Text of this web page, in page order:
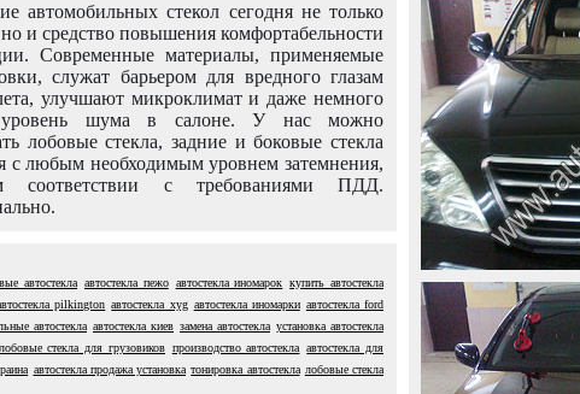
автомобильных стекол сегодня не только
и средство повышения комфортабельности
Современные материалы, применяемые
служат барьером для вредного глазам
улучшают микроклимат и даже немного
шума в салоне. У нас можно
лобовые стекла, задние и боковые стекла
с любым необходимым уровнем затемнения,
соответствии с требованиями ПДД.
автостекла автостекла пежо автостекла иномарок купить автостекла
pilkington автостекла xyg автостекла иномарки автостекла ford
автостекла автостекла киев замена автостекла установка автостекла
лобовые стекла для грузовиков производство автостекла автостекла для
автостекла продажа установка тонировка автостекла лобовые стекла